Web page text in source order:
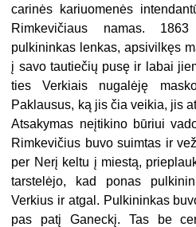
carinės kariuomenės
Rimkevičiaus namas.
pulkininkas lenkas, apsivilkęs
į savo tautiečių pusę ir labai
ties Verkiais nugalėję
Paklausus, ką jis čia veikia, jis
Atsakymas neįtikino būriui
Rimkevičius buvo suimtas ir
per Nerį keltu į miestą,
tarstelėjo, kad ponas
Verkius ir atgal. Pulkininkas
pas patį Ganeckį. Tas be